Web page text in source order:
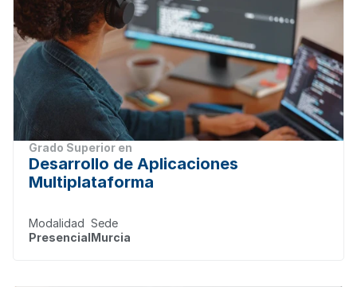
Grado Superior en
Desarrollo de Aplicaciones
Multiplataforma
Modalidad
Presencial
Sede
Murcia